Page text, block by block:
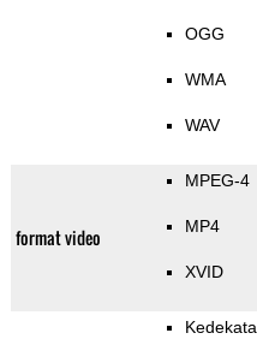
OGG
WMA
WAV
format video
MPEG-4
MP4
XVID